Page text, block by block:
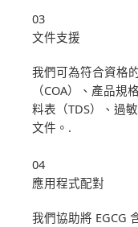
03
文件支援
我們可為符合資格
（COA）、產品
料表（TDS）、過
文件。.
04
應用程式配對
我們協助將 EGCG